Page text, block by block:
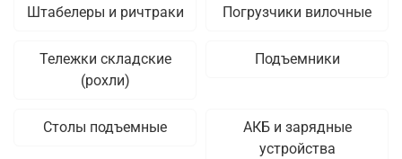
Штабелеры и ричтраки Погрузчики вилочные
Тележки складские
(рохли)
Подъемники
Столы подъемные
АКБ и зарядные
устройства